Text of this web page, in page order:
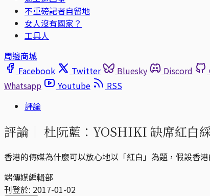
不重磅記者自留地
女人沒有國家？
工具人
周邊商城
Facebook
Twitter Bluesky Discord
Whatsapp
Youtube
RSS
評論
評論｜ 杜阮藍：YOSHIKI 缺席紅白
香港的傳媒為什麼可以放心地以「紅白」為題，假設香
端傳媒編輯部
刊登於: 2017-01-02